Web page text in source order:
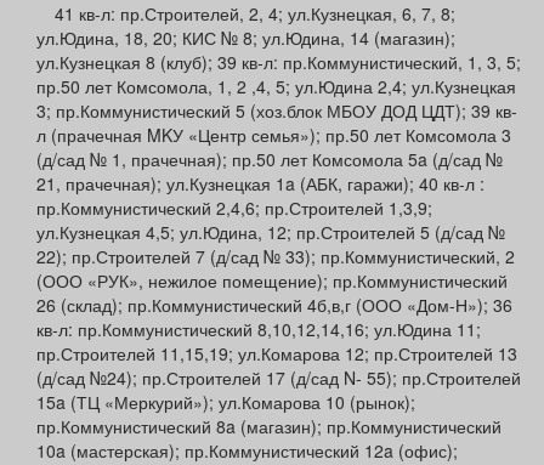
41 кв-л: пр.Строителей, 2, 4; ул.Кузнецкая, 6, 7, 8;
ул.Юдина, 18, 20; КИС № 8; ул.Юдина, 14 (магазин);
ул.Кузнецкая 8 (клуб); 39 кв-л: пр.Коммунистический, 1, 3, 5;
пр.50 лет Комсомола, 1, 2 ,4, 5; ул.Юдина 2,4; ул.Кузнецкая
3; пр.Коммунистический 5 (хоз.блок МБОУ ДОД ЦДТ); 39 кв-
л (прачечная MKУ «Центр семья»); пр.50 лет Комсомола 3
(д/сад № 1, прачечная); пр.50 лет Комсомола 5a (д/сад №
21, прачечная); ул.Кузнецкая 1a (АБК, гаражи); 40 кв-л :
пр.Коммунистический 2,4,6; пр.Строителей 1,3,9;
ул.Кузнецкая 4,5; ул.Юдина, 12; пр.Строителей 5 (д/сад №
22); пр.Строителей 7 (д/сад № 33); пр.Коммунистический, 2
(ООО «РУК», нежилое помещение); пр.Коммунистический
26 (склад); пр.Коммунистический 4б,в,г (ООО «Дом-Н»); 36
кв-л: пр.Коммунистический 8,10,12,14,16; ул.Юдина 11;
пр.Строителей 11,15,19; ул.Комарова 12; пр.Строителей 13
(д/сад №24); пр.Строителей 17 (д/сад N- 55); пр.Строителей
15a (ТЦ «Меркурий»); ул.Комарова 10 (рынок);
пр.Коммунистический 8a (магазин); пр.Коммунистический
10a (мастерская); пр.Коммунистический 12a (офис);